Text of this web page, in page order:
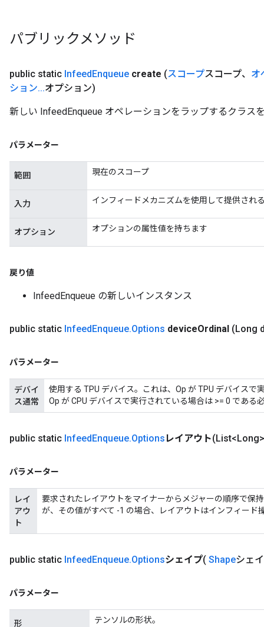
パブリックメソッド
public static InfeedEnqueue create (スコープスコープ、 オ
ション...オプション)
新しい InfeedEnqueue オペレーションをラップするクラス
パラメーター
範囲 現在のスコープ
入力 インフィードメカニズムを使用して提供され
オプション オプションの属性値を持ちます
戻り値
InfeedEnqueue の新しいインスタンス
public static InfeedEnqueue.Options deviceOrdinal (Long
パラメーター
デバイ
ス通常
使用する TPU デバイス。これは、Op が TPU デバイスで
Op が CPU デバイスで実行されている場合は >= 0 である
public static InfeedEnqueue.Options レイアウト
パラメーター
レイ
アウ
ト
要求されたレイアウトをマイナーからメジャーの順序で保
が、その値がすべて -1 の場合、レイアウトはインフィード
public static InfeedEnqueue.Optionsシェイプ( Shapeシェ
パラメーター
形 テンソルの形状。